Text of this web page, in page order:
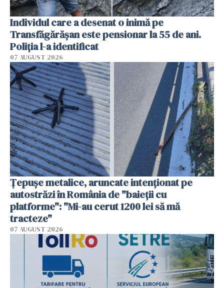
Individul care a desenat o inimă pe
Transfăgărășan este pensionar la 55 de ani.
Poliția l-a identificat
07 AUGUST 2026
Țepușe metalice, aruncate intenționat pe
autostrăzi în România de "baieții cu
platforme": "Mi-au cerut 1200 lei să mă
tracteze"
07 AUGUST 2026